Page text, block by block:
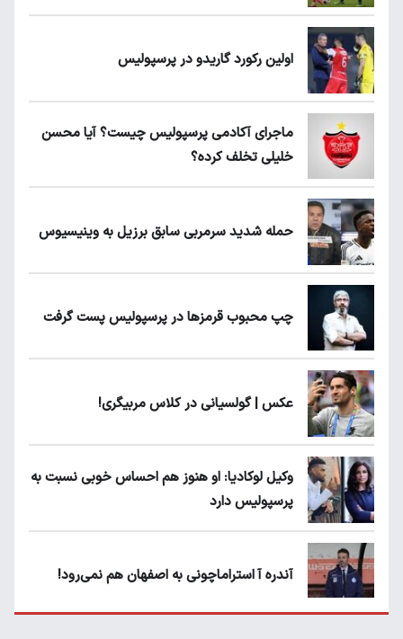
اولین رکورد گاریدو در پرسپولیس
ماجرای آکادمی پرسپولیس چیست؟ آیا محسن
خلیلی تخلف کرده؟
حمله شدید سرمربی سابق برزیل به وینیسیوس
چپ محبوب قرمزها در پرسپولیس پست گرفت
عکس | گولسیانی در کلاس مربیگری!
وکیل لوکادیا: او هنوز هم احساس خوبی نسبت به
پرسپولیس دارد
آندره آ استراماچونی به اصفهان هم نمی‌رود!